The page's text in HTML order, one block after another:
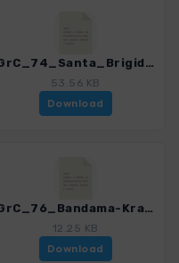
GrC_74_Santa_Brigida-Jardin_Canario-Las_Palmas_4459_12.gpx
53.56 KB
Download
GrC_76_Bandama-Kraterrand_4459_12.gpx
12.25 KB
Download